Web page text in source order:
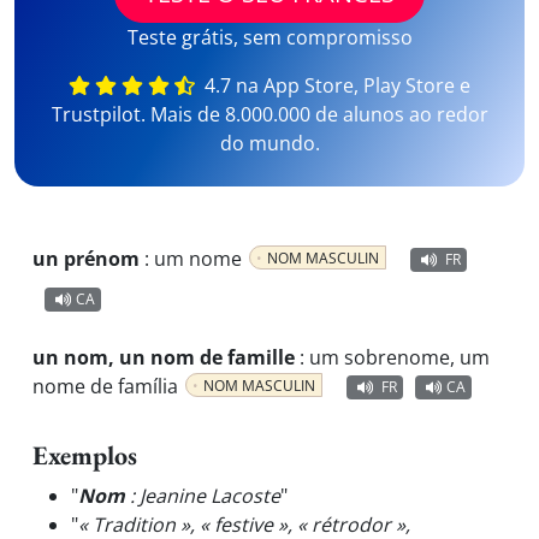
Teste grátis, sem compromisso
4.7 na App Store, Play Store e
Trustpilot. Mais de 8.000.000 de alunos ao redor
do mundo.
un prénom : um nome NOM MASCULIN
FR
CA
un nom, un nom de famille : um sobrenome, um
nome de família
NOM MASCULIN FR CA
Exemplos
"Nom : Jeanine Lacoste"
"« Tradition », « festive », « rétrodor »,